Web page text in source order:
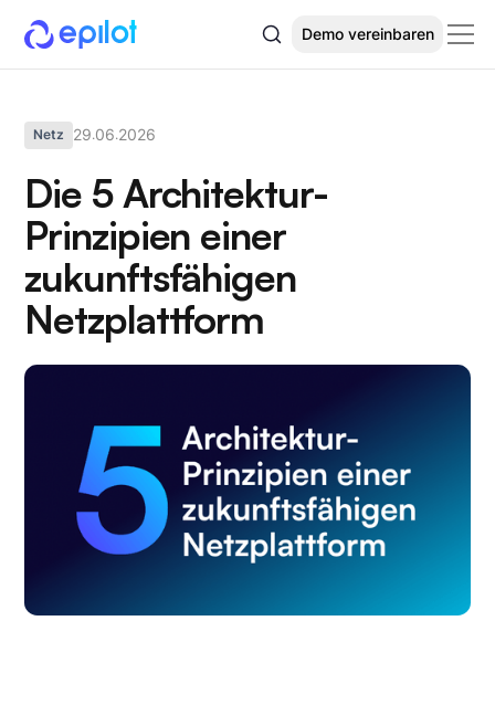
Demo vereinbaren
Netz 29.06.2026
Die 5 Architektur-
Prinzipien einer
zukunftsfähigen
Netzplattform